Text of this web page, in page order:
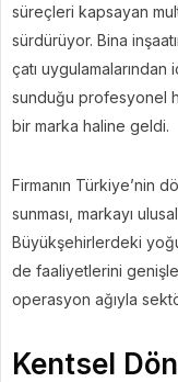
süreçleri kapsayan
sürdürüyor. Bina
çatı uygulamalarından
sunduğu profesyonel
bir marka haline geldi.
Firmanın Türkiye’nin
sunması, markayı
Büyükşehirlerdeki
de faaliyetlerini
operasyon ağıyla
Kentsel